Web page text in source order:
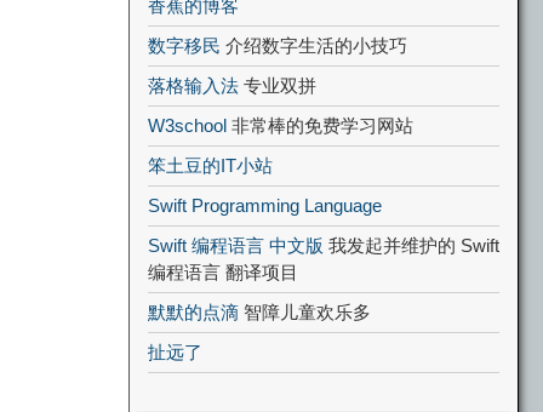
香蕉的博客
数字移民 介绍数字生活的小技巧
落格输入法 专业双拼
W3school 非常棒的免费学习网站
笨土豆的IT小站
Swift Programming Language
Swift 编程语言 中文版 我发起并维护的 Swift
编程语言 翻译项目
默默的点滴 智障儿童欢乐多
扯远了